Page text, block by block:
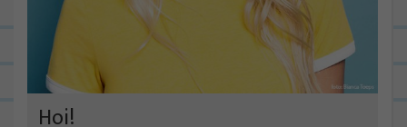
Hoi!